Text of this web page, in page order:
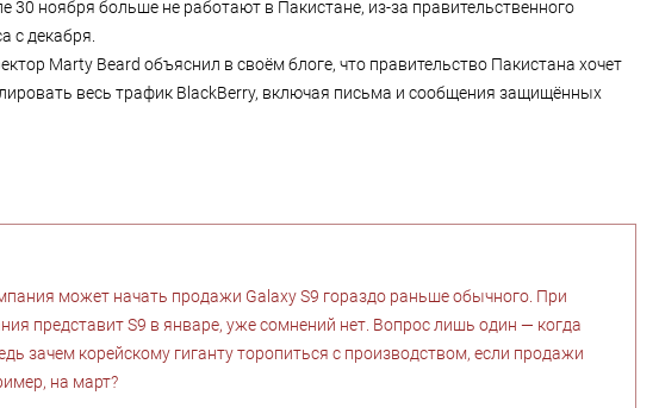
30 ноября больше не работают в Пакистане, из-за правительственного
с декабря.
Marty Beard объяснил в своём блоге, что правительство Пакистана хочет
весь трафик BlackBerry, включая письма и сообщения защищённых
может начать продажи Galaxy S9 гораздо раньше обычного. При
представит S9 в январе, уже сомнений нет. Вопрос лишь один — когда
зачем корейскому гиганту торопиться с производством, если продажи
на март?